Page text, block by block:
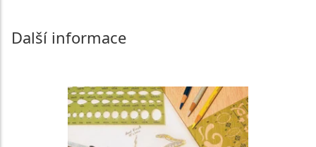
Další informace